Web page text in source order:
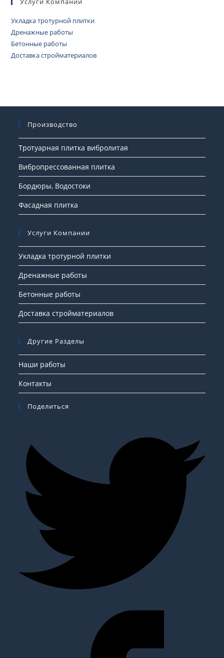
Укладка тротурной плитки
Дренажные работы
Бетонные работы
Доставка стройматериалов
Производство
Тротуарная плитка вибролитая
Вибропрессованная плитка
Бордюры, Водостоки
Фасадная плитка
Услуги Компании
Укладка тротурной плитки
Дренажные работы
Бетонные работы
Доставка стройматериалов
Другие Разделы
Наши работы
Контакты
Поделиться